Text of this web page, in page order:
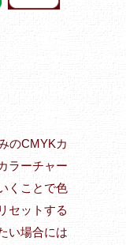
のCMYKカ
ラーチャー
くことで色
セットする
い場合には